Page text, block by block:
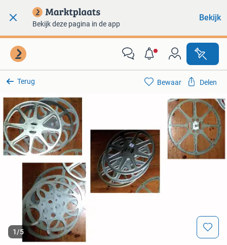
Bekijk deze pagina in de app
Bekijk
Terug
1/5
Bewaar Delen